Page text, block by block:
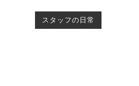
スタッフの日常